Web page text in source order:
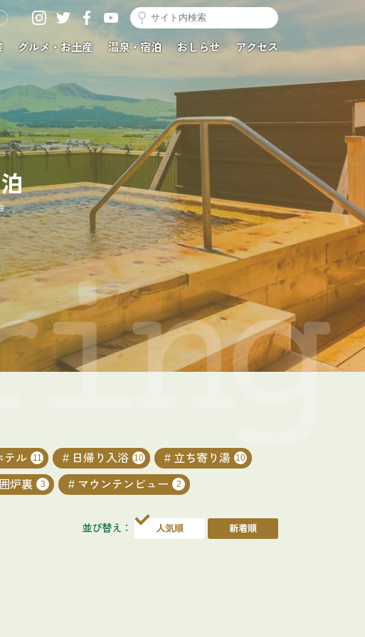
グルメ・お土産 温泉・宿泊 おしらせ アクセス
テル 11 日帰り入浴 10 立ち寄り湯 10
囲炉裏 3 マウンテンビュー 2
並び替え：